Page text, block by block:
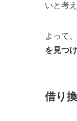
いと考
よって
を見つ
借り